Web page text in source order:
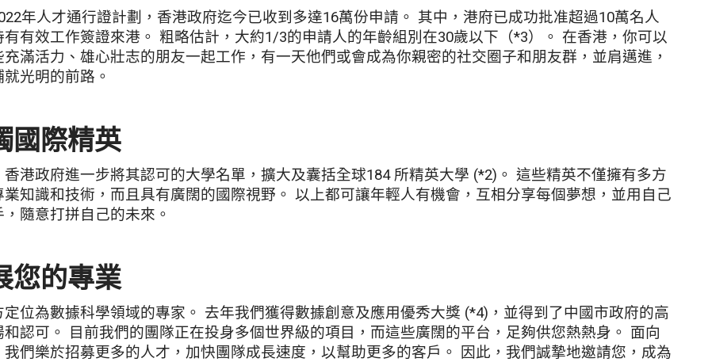
年人才通行證計劃，香港政府迄今已收到多達16萬份申請。 其中，港府已成功批准超過10萬名人
有有效工作簽證來港。 粗略估計，大約1/3的申請人的年齡組別在30歲以下（*3）。 在香港，你可以
充滿活力、雄心壯志的朋友一起工作，有一天他們或會成為你親密的社交圈子和朋友群，並肩邁進，
光明的前路。
國際精英
香港政府進一步將其認可的大學名單，擴大及囊括全球184 所精英大學 (*2)。 這些精英不僅擁有多方
業知識和技術，而且具有廣闊的國際視野。 以上都可讓年輕人有機會，互相分享每個夢想，並用自己
，隨意打拼自己的未來。
您的專業
定位為數據科學領域的專家。 去年我們獲得數據創意及應用優秀大獎 (*4)，並得到了中國市政府的高
和認可。 目前我們的團隊正在投身多個世界級的項目，而這些廣闊的平台，足夠供您熱熱身。 面向
我們樂於招募更多的人才，加快團隊成長速度，以幫助更多的客戶。 因此，我們誠摯地邀請您，成為